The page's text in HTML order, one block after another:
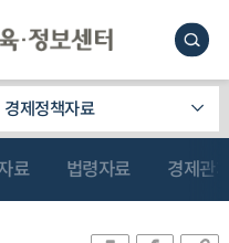
경제정책자료
료 법령자료 경제관